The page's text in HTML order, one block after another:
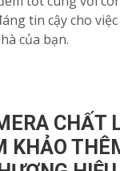
tin cậy cho
của bạn.
CHẤT
KHẢO